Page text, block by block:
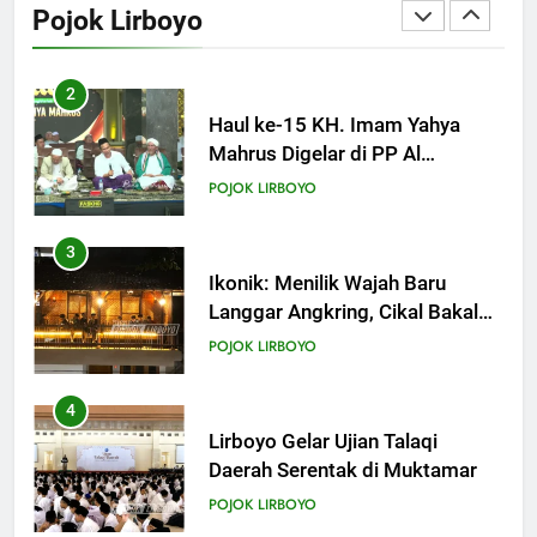
Pojok Lirboyo
3
Ikonik: Menilik Wajah Baru
Langgar Angkring, Cikal Bakal
Ponpes Lirboyo yang Selesai
POJOK LIRBOYO
4
Lirboyo Gelar Ujian Talaqi
Daerah Serentak di Muktamar
POJOK LIRBOYO
5
Tam-Taman Lirboyo: MHM dan
Ma’had Aly Gelar Koreksian
Kitab Semester Ganjil
POJOK LIRBOYO